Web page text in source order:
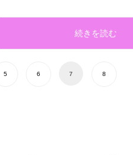
続きを読む
5 6 7 8